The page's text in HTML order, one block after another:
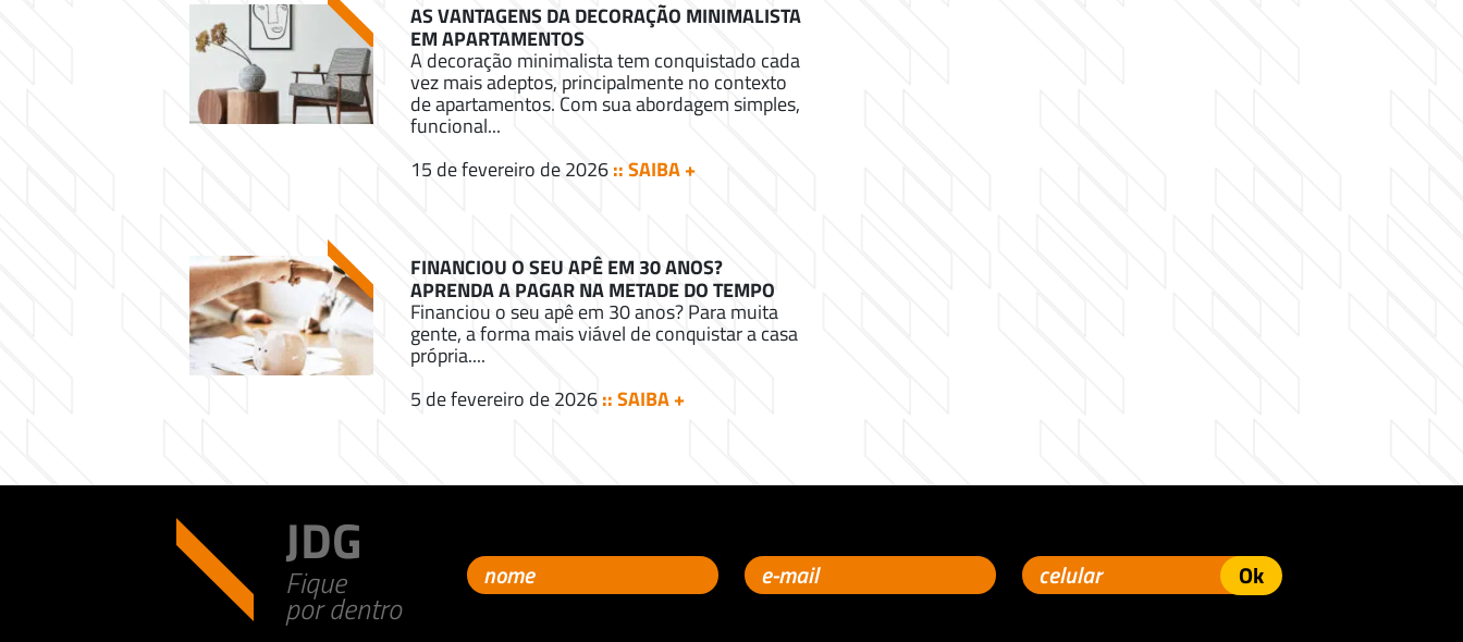
AS VANTAGENS DA DECORAÇÃO MINIMALISTA
EM APARTAMENTOS
A decoração minimalista tem conquistado cada
vez mais adeptos, principalmente no contexto
de apartamentos. Com sua abordagem simples,
funcional...
15 de fevereiro de 2026:: SAIBA +
FINANCIOU O SEU APÊ EM 30 ANOS?
APRENDA A PAGAR NA METADE DO TEMPO
Financiou o seu apê em 30 anos? Para muita
gente, a forma mais viável de conquistar a casa
própria....
5 de fevereiro de 2026:: SAIBA +
JDG
Fique
por dentro